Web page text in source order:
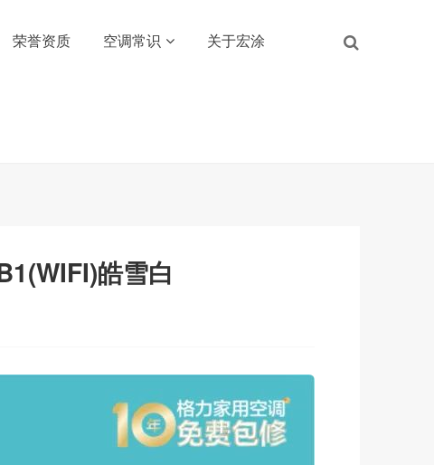
荣誉资质 空调常识 关于宏涂
皓雪白